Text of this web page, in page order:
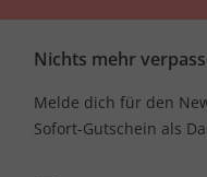
Nichts mehr
Melde dich für den
Sofort-Gutschein als